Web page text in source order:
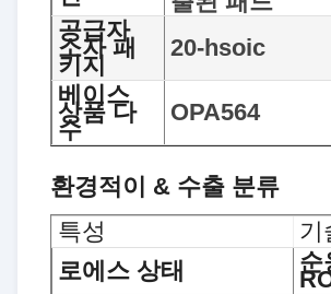
공급자
소자 패
키지
20-hsoic
베이스
상품 다
수
OPA564
환경적이 & 수출 분류
특성
기
로에스 상태
순